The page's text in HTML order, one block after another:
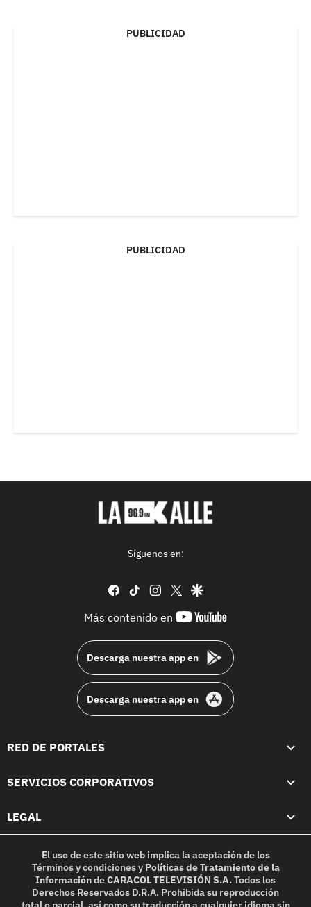
PUBLICIDAD
PUBLICIDAD
Síguenos en:
facebook
tiktok instagram
twittergoogle
Más contenido en
youtube-
Descarga nuestra app en
Descarga nuestra app en
RED DE PORTALES
SERVICIOS CORPORATIVOS
LEGAL
El uso de este sitio web implica la aceptación de los
Términos y condicionesy Políticas de Tratamiento de la
InformacióndeCARACOL TELEVISIÓN S.A.Todos los
Derechos Reservados D.R.A. Prohibida su reproducción